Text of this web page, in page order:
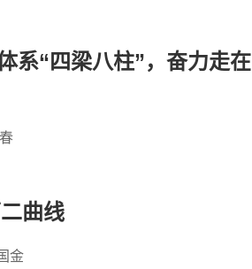
系“四梁八柱”，奋力走在
曲线
金